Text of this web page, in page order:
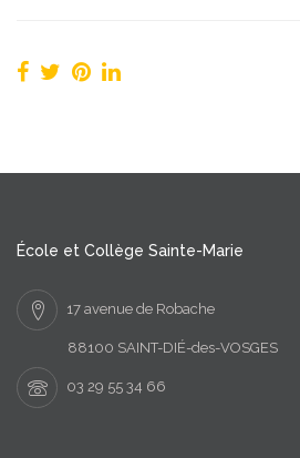
École et Collège Sainte-Marie
17 avenue de Robache
88100 SAINT-DIÉ-des-VOSGES
03 29 55 34 66